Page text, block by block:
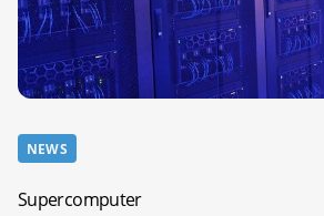
NEWS
Supercomputer